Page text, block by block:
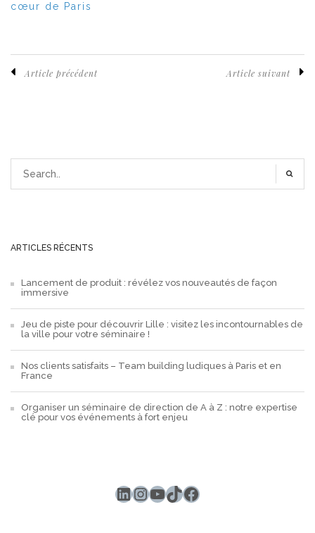
cœur de Paris
Article précédent Article suivant
ARTICLES RÉCENTS
Lancement de produit : révélez vos nouveautés de façon
immersive
Jeu de piste pour découvrir Lille : visitez les incontournables de
la ville pour votre séminaire !
Nos clients satisfaits – Team building ludiques à Paris et en
France
Organiser un séminaire de direction de A à Z : notre expertise
clé pour vos événements à fort enjeu
LinkedIn
Instagram
YouTube
TikTok
Facebook